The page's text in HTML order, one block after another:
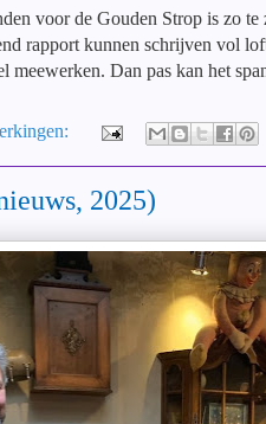
voor de Gouden Strop is zo
rapport kunnen schrijven vol
meewerken. Dan pas kan het
2025)